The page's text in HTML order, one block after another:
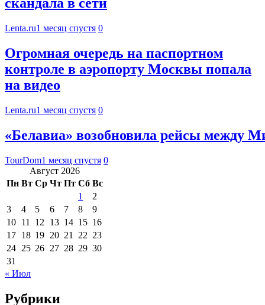
скандала в сети
Lenta.ru1 месяц спустя 0
Огромная очередь на паспортном
контроле в аэропорту Москвы попала
на видео
Lenta.ru1 месяц спустя 0
«Белавиа» возобновила рейсы между
TourDom1 месяц спустя 0
Август 2026
Пн Вт Ср Чт Пт Сб Вс
1
2
3
4 5 6 7 8
9
10 11 12 13 14 15 16
17 18 19 20 21 22 23
24 25 26 27 28 29 30
31
« Июл
Рубрики